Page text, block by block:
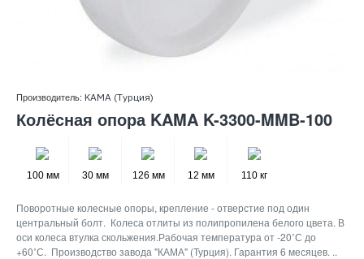
Производитель: KAMA (Турция)
Колёсная опора KAMA K-3300-MMB-100
100 мм 30 мм 126 мм 12 мм 110 кг
Поворотные колесные опоры, крепление - отверстие под один
центральный болт. Колеса отлиты из полипропилена белого цвета. В
оси колеса втулка скольжения.Рабочая температура от -20˚С до
+60˚С. Производство завода "КАМА" (Турция). Гарантия 6 месяцев. ..